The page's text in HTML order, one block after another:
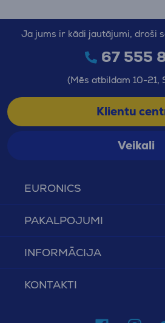
EURONICS
PAKALPOJUMI
INFORMĀCIJA
KONTAKTI
Ja jums ir kādi jautājumi, droši
67 555
(Mēs atbildam 10-21,
Klientu
Veikali